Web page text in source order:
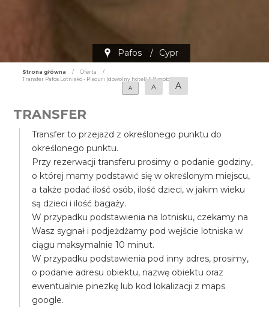
Pafos / Cypr
Strona główna / Oferta
/
Transfer Pafos Lotnisko - Pisouri (dowolny hotel) 5-8 osób
A
A A
TRANSFER
Transfer to przejazd z określonego punktu do
określonego punktu.
Przy rezerwacji transferu prosimy o podanie godziny,
o której mamy podstawić się w określonym miejscu,
a także podać ilość osób, ilość dzieci, w jakim wieku
są dzieci i ilość bagaży.
W przypadku podstawienia na lotnisku, czekamy na
Wasz sygnał i podjeżdżamy pod wejście lotniska w
ciągu maksymalnie 10 minut.
W przypadku podstawienia pod inny adres, prosimy,
o podanie adresu obiektu, nazwę obiektu oraz
ewentualnie pinezkę lub kod lokalizacji z maps
google.